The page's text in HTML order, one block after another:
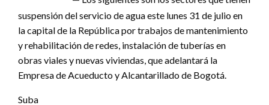
suspensión del servicio de agua este lunes 31 de julio en
la capital de la República por trabajos de mantenimiento
y rehabilitación de redes, instalación de tuberías en
obras viales y nuevas viviendas, que adelantará la
Empresa de Acueducto y Alcantarillado de Bogotá.
Suba